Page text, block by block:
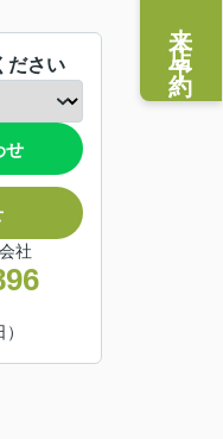
ださい
せ
社
来店予約